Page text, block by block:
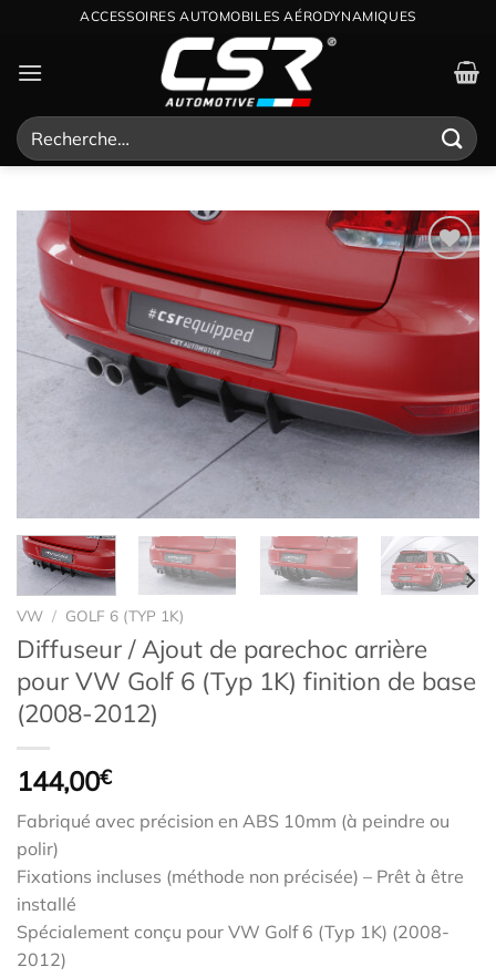
contenu
ACCESSOIRES AUTOMOBILES AÉRODYNAMIQUES
Recherche
pour :
Ajouter
à la
VW / GOLF 6 (TYP 1K)
Diffuseur / Ajout de parechoc arrière
pour VW Golf 6 (Typ 1K) finition de base
(2008-2012)
144,00€
Fabriqué avec précision en ABS 10mm (à peindre ou
polir)
Fixations incluses (méthode non précisée) – Prêt à être
installé
Spécialement conçu pour VW Golf 6 (Typ 1K) (2008-
2012)